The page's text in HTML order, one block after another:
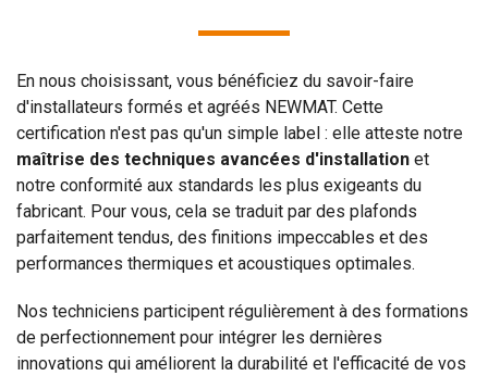
En nous choisissant, vous bénéficiez du savoir-faire
d'installateurs formés et agréés NEWMAT. Cette
certification n'est pas qu'un simple label : elle atteste notre
maîtrise des techniques avancées d'installation et
notre conformité aux standards les plus exigeants du
fabricant. Pour vous, cela se traduit par des plafonds
parfaitement tendus, des finitions impeccables et des
performances thermiques et acoustiques optimales.
Nos techniciens participent régulièrement à des formations
de perfectionnement pour intégrer les dernières
innovations qui améliorent la durabilité et l'efficacité de vos